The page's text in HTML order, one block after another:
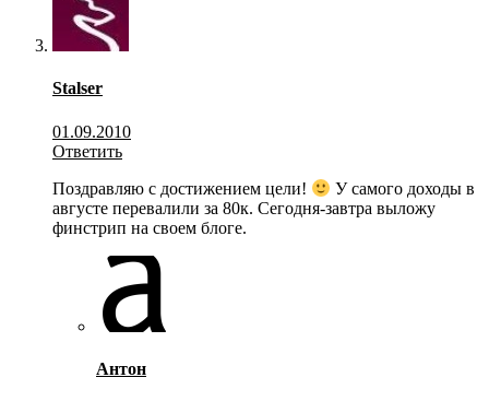
Stalser
01.09.2010
Ответить
Поздравляю с достижением цели!
У самого доходы в
августе перевалили за 80к. Сегодня-завтра выложу
финстрип на своем блоге.
Антон